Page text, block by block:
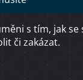
s tím, jak
či zakázat.